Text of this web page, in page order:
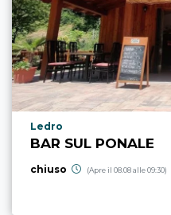
Località punto di interesse
Ledro
BAR SUL PONALE
chiuso (Apre il 08.08 alle 09:30)